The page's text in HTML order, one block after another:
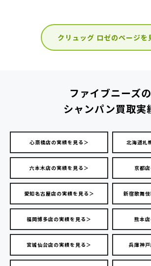
クリュッグ ロゼのページを
ファイブニーズの
シャンパン買取実
心斎橋店の実績を見る＞ 北海道札
六本木店の実績を見る＞ 京都
愛知名古屋店の実績を見る＞ 新宿歌舞
福岡博多店の実績を見る＞ 熊本
宮城仙台店の実績を見る＞ 兵庫神